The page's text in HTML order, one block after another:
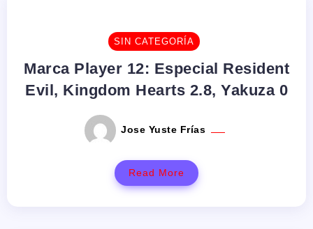
SIN CATEGORÍA
Marca Player 12: Especial Resident
Evil, Kingdom Hearts 2.8, Yakuza 0
Jose Yuste Frías
Read More